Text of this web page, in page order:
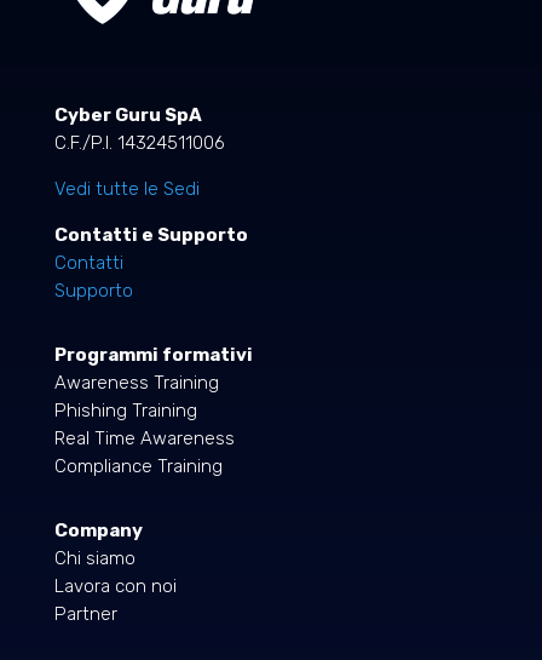
Cyber Guru SpA
C.F./P.I. 14324511006
Vedi tutte le Sedi
Contatti e Supporto
Contatti
Supporto
Programmi formativi
Awareness Training
Phishing Training
Real Time Awareness
Compliance Training
Company
Chi siamo
Lavora con noi
Partner